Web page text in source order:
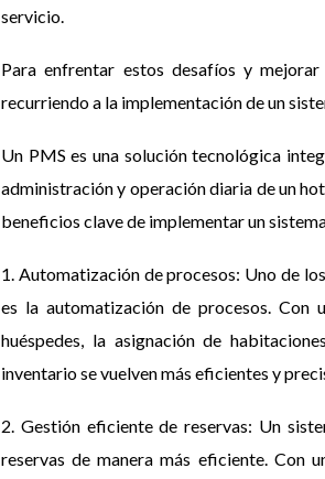
servicio.
Para enfrentar estos desafíos y
recurriendo a la implementación de un
Un PMS es una solución tecnológica
administración y operación diaria de un
beneficios clave de implementar un
1. Automatización de procesos: Uno de
es la automatización de procesos. Con
huéspedes, la asignación de
inventario se vuelven más eficientes y
2. Gestión eficiente de reservas: Un
reservas de manera más eficiente. Con